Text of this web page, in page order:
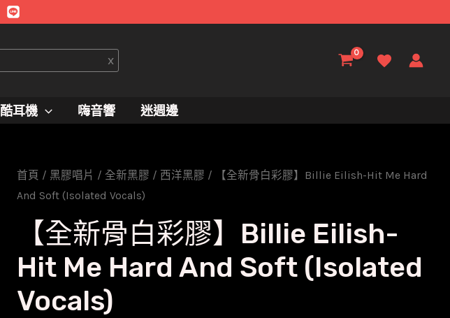
x
酷耳機 嗨音響 迷週邊
首頁 / 黑膠唱片 / 全新黑膠 / 西洋黑膠 / 【全新骨白彩膠】Billie Eilish-Hit Me Hard
And Soft (Isolated Vocals)
【全新骨白彩膠】Billie Eilish-
Hit Me Hard And Soft (Isolated
Vocals)